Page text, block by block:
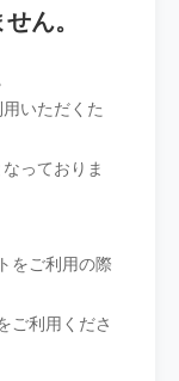
ん。
いただくた
っておりま
をご利用の際
ご利用くださ